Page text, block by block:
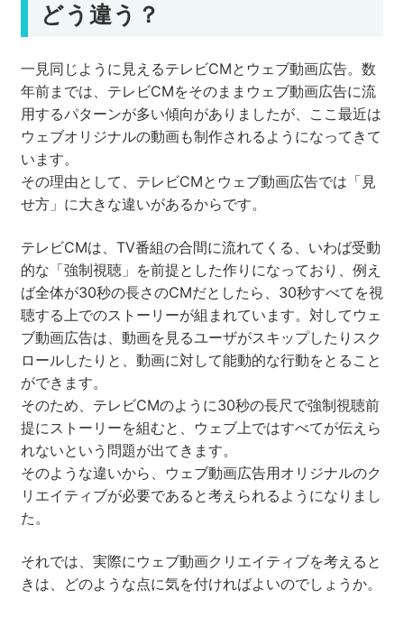
どう違う？
一見同じように見えるテレビCMとウェブ動画広告。数
年前までは、テレビCMをそのままウェブ動画広告に流
用するパターンが多い傾向がありましたが、ここ最近は
ウェブオリジナルの動画も制作されるようになってきて
います。
その理由として、テレビCMとウェブ動画広告では「見
せ方」に大きな違いがあるからです。
テレビCMは、TV番組の合間に流れてくる、いわば受動
的な「強制視聴」を前提とした作りになっており、例え
ば全体が30秒の長さのCMだとしたら、30秒すべてを視
聴する上でのストーリーが組まれています。対してウェ
ブ動画広告は、動画を見るユーザがスキップしたりスク
ロールしたりと、動画に対して能動的な行動をとること
ができます。
そのため、テレビCMのように30秒の長尺で強制視聴前
提にストーリーを組むと、ウェブ上ではすべてが伝えら
れないという問題が出てきます。
そのような違いから、ウェブ動画広告用オリジナルのク
リエイティブが必要であると考えられるようになりまし
た。
それでは、実際にウェブ動画クリエイティブを考えると
きは、どのような点に気を付ければよいのでしょうか。